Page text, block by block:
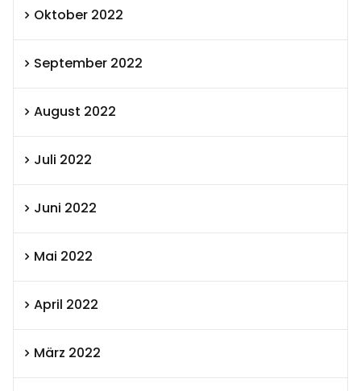
Oktober 2022
September 2022
August 2022
Juli 2022
Juni 2022
Mai 2022
April 2022
März 2022